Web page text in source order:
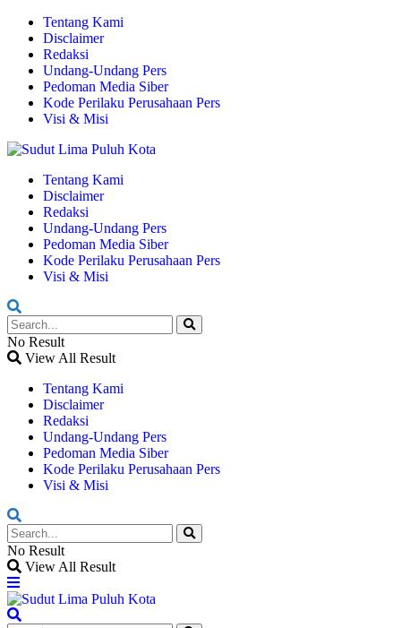
Tentang Kami
Disclaimer
Redaksi
Undang-Undang Pers
Pedoman Media Siber
Kode Perilaku Perusahaan Pers
Visi & Misi
Tentang Kami
Disclaimer
Redaksi
Undang-Undang Pers
Pedoman Media Siber
Kode Perilaku Perusahaan Pers
Visi & Misi
No Result
View All Result
Tentang Kami
Disclaimer
Redaksi
Undang-Undang Pers
Pedoman Media Siber
Kode Perilaku Perusahaan Pers
Visi & Misi
No Result
View All Result